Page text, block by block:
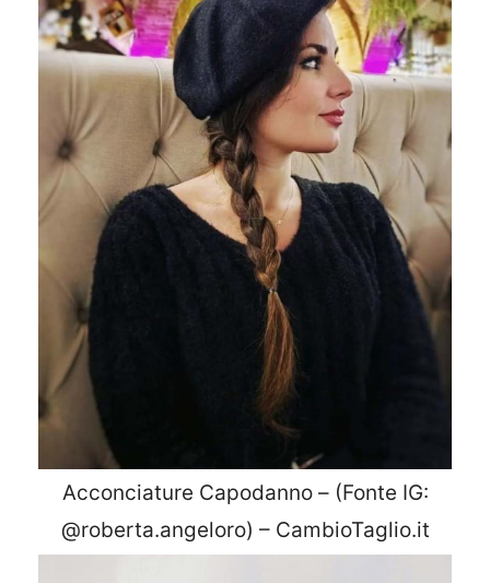
Acconciature Capodanno – (Fonte IG:
@roberta.angeloro) – CambioTaglio.it